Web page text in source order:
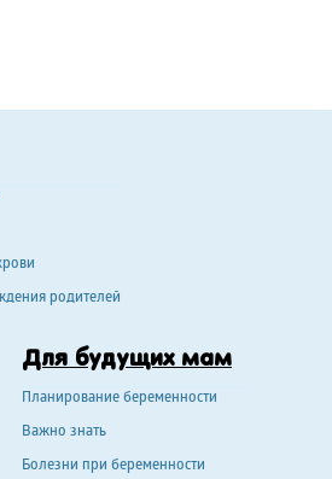
родителей
Для будущих мам
Планирование беременности
Важно знать
Болезни при беременности